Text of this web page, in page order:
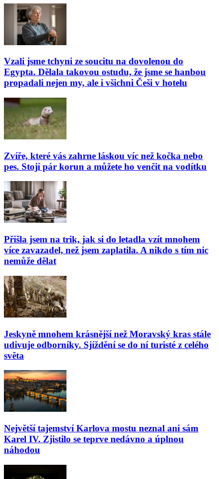
Vzali jsme tchyni ze soucitu na dovolenou do
Egypta. Dělala takovou ostudu, že jsme se hanbou
propadali nejen my, ale i všichni Češi v hotelu
Zvíře, které vás zahrne láskou víc než kočka nebo
pes. Stojí pár korun a můžete ho venčit na vodítku
Přišla jsem na trik, jak si do letadla vzít mnohem
více zavazadel, než jsem zaplatila. A nikdo s tím nic
nemůže dělat
Jeskyně mnohem krásnější než Moravský kras stále
udivuje odborníky. Sjíždění se do ní turisté z celého
světa
Největší tajemství Karlova mostu neznal ani sám
Karel IV. Zjistilo se teprve nedávno a úplnou
náhodou